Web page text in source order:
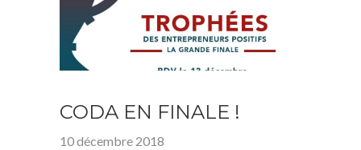
CODA EN FINALE !
10 décembre 2018